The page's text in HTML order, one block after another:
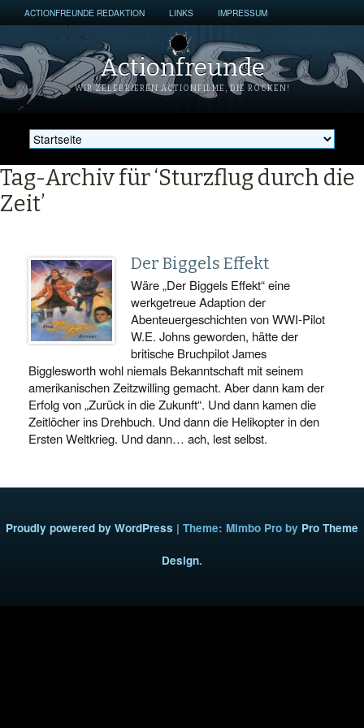
ACTIONFREUNDE REDAKTION LINKS IMPRESSUM
Actionfreunde
WIR ZELEBRIEREN ACTIONFILME, DIE ROCKEN!
Tag-Archiv für ‘Sturzflug durch die
Zeit’
Der Biggels Effekt
Wäre „Der Biggels Effekt“ eine
werkgetreue Adaption der
Abenteuergeschichten von WWI-Pilot
W.E. Johns geworden, hätte der
britische Bruchpilot James
Bigglesworth wohl niemals Bekanntschaft mit seinem
amerikanischen Zeitzwilling gemacht. Aber dann kam der
Erfolg von „Zurück in die Zukunft“. Und dann kamen die
Zeitlöcher ins Drehbuch. Und dann die Helikopter in den
Ersten Weltkrieg. Und dann… ach, lest selbst.
Proudly powered by WordPress | Theme: Mimbo Pro by Pro Theme
Design.